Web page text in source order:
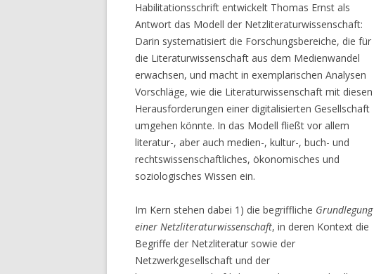
Habilitationsschrift entwickelt Thomas Ernst als
Antwort das Modell der Netzliteraturwissenschaft:
Darin systematisiert die Forschungsbereiche, die für
die Literaturwissenschaft aus dem Medienwandel
erwachsen, und macht in exemplarischen Analysen
Vorschläge, wie die Literaturwissenschaft mit diesen
Herausforderungen einer digitalisierten Gesellschaft
umgehen könnte. In das Modell fließt vor allem
literatur-, aber auch medien-, kultur-, buch- und
rechtswissenschaftliches, ökonomisches und
soziologisches Wissen ein.
Im Kern stehen dabei 1) die begriffliche Grundlegung
einer Netzliteraturwissenschaft, in deren Kontext die
Begriffe der Netzliteratur sowie der
Netzwerkgesellschaft und der